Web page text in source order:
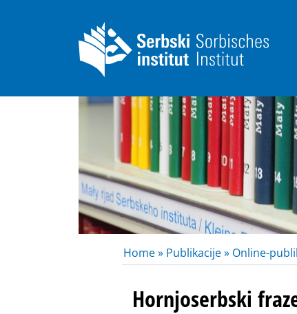
Home » Publikacije » Online-
Hornjoserbski